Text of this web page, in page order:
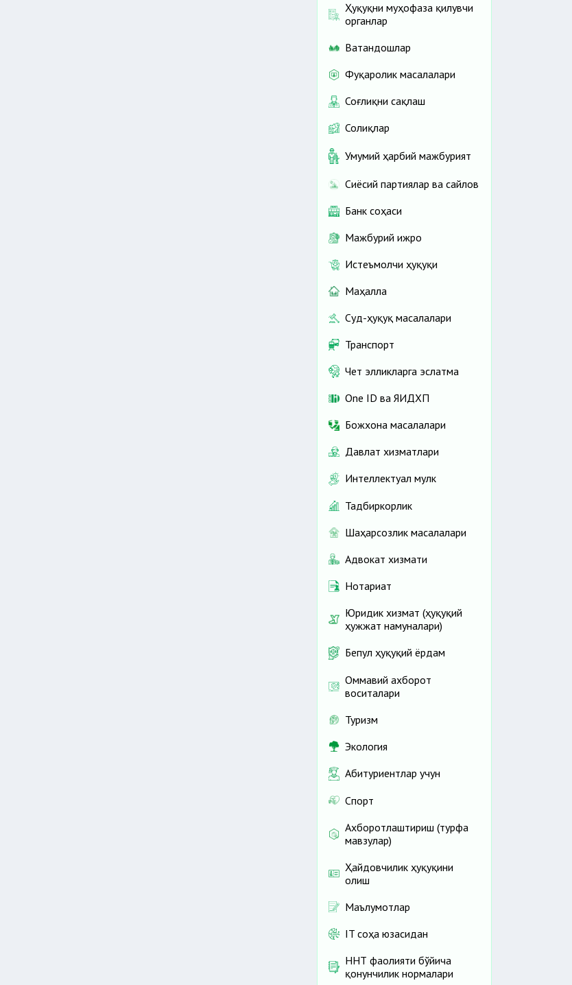
Ҳуқуқни муҳофаза қилувчи
органлар
Ватандошлар
Фуқаролик масалалари
Соғлиқни сақлаш
Солиқлар
Умумий ҳарбий мажбурият
Сиёсий партиялар ва сайлов
Банк соҳаси
Мажбурий ижро
Истеъмолчи ҳуқуқи
Маҳалла
Суд-ҳуқуқ масалалари
Транспорт
Чет элликларга эслатма
One ID ва ЯИДХП
Божхона масалалари
Давлат хизматлари
Интеллектуал мулк
Тадбиркорлик
Шаҳарсозлик масалалари
Адвокат хизмати
Нотариат
Юридик хизмат (ҳуқуқий
ҳужжат намуналари)
Бепул ҳуқуқий ёрдам
Оммавий ахборот
воситалари
Туризм
Экология
Абитуриентлар учун
Спорт
Ахборотлаштириш (турфа
мавзулар)
Ҳайдовчилик ҳуқуқини
олиш
Маълумотлар
IT соҳа юзасидан
ННТ фаолияти бўйича
қонунчилик нормалари